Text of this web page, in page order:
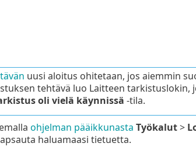
uusi aloitus ohitetaan, jos aiemmin
tehtävä luo Laitteen tarkistuslokin,
oli vielä käynnissä -tila.
ohjelman pääikkunasta Työkalut>
haluamaasi tietuetta.